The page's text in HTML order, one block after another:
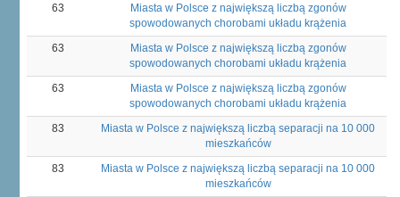
63
Miasta w Polsce z największą liczbą zgonów
spowodowanych chorobami układu krążenia
63
Miasta w Polsce z największą liczbą zgonów
spowodowanych chorobami układu krążenia
63
Miasta w Polsce z największą liczbą zgonów
spowodowanych chorobami układu krążenia
83
Miasta w Polsce z największą liczbą separacji na 10 000
mieszkańców
83
Miasta w Polsce z największą liczbą separacji na 10 000
mieszkańców